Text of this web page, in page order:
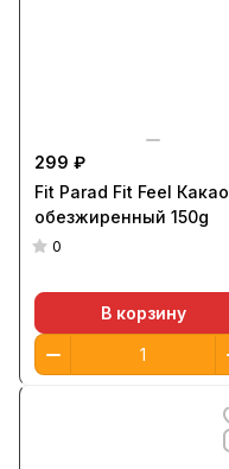
299 ₽
Fit Parad Fit Feel Какао
обезжиренный 150g
0
В корзину